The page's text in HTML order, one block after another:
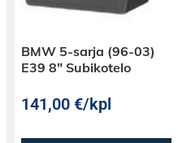
BMW 5-sarja (96-03)
E39 8″ Subikotelo
141,00€/kpl